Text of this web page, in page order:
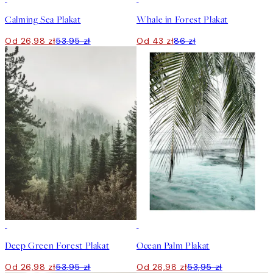
Calming Sea Plakat
Od 26,98 zł53,95 zł
Whale in Forest Plakat
Od 43 zł86 zł
Deep Green Forest Plakat
Od 26,98 zł53,95 zł
Ocean Palm Plakat
Od 26,98 zł53,95 zł